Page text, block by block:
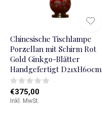
Chinesische Tischlampe
Porzellan mit Schirm Rot
Gold Ginkgo-Blätter
Handgefertigt D21xH60cm
€375,00
Inkl. MwSt.